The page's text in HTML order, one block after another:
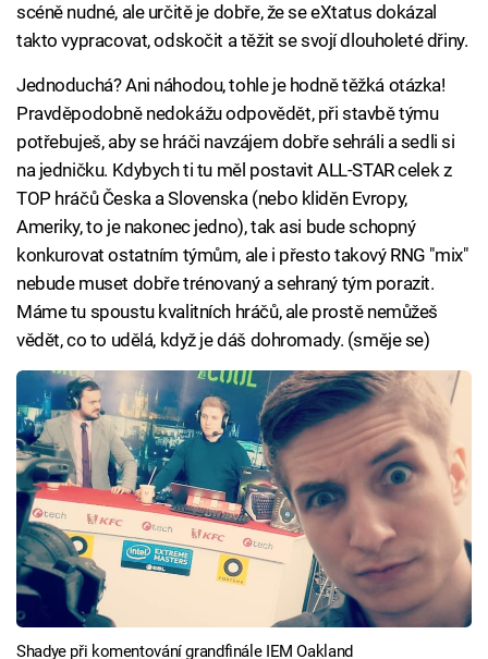
scéně nudné, ale určitě je dobře, že se eXtatus dokázal
takto vypracovat, odskočit a těžit se svojí dlouholeté dřiny.
Jednoduchá? Ani náhodou, tohle je hodně těžká otázka!
Pravděpodobně nedokážu odpovědět, při stavbě týmu
potřebuješ, aby se hráči navzájem dobře sehráli a sedli si
na jedničku. Kdybych ti tu měl postavit ALL-STAR celek z
TOP hráčů Česka a Slovenska (nebo kliděn Evropy,
Ameriky, to je nakonec jedno), tak asi bude schopný
konkurovat ostatním týmům, ale i přesto takový RNG "mix"
nebude muset dobře trénovaný a sehraný tým porazit.
Máme tu spoustu kvalitních hráčů, ale prostě nemůžeš
vědět, co to udělá, když je dáš dohromady. (směje se)
Shadye při komentování grandfinále IEM Oakland